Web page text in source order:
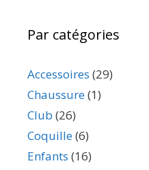
Par catégories
Accessoires (29)
Chaussure(1)
Club (26)
Coquille(6)
Enfants (16)